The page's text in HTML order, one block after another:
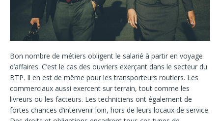
Bon nombre de métiers obligent le salarié à partir en voyage
d’affaires. C’est le cas des ouvriers exerçant dans le secteur du
BTP. Il en est de même pour les transporteurs routiers. Les
commerciaux aussi exercent sur terrain, tout comme les
livreurs ou les facteurs. Les techniciens ont également de
fortes chances d’intervenir loin, hors de leurs locaux de service.